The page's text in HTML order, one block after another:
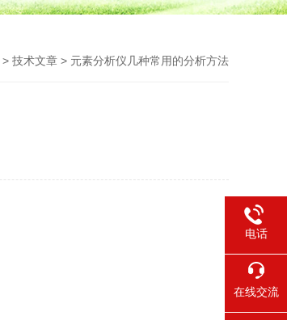
> 技术文章 > 元素分析仪几种常用的分析方法
电话
在线交流